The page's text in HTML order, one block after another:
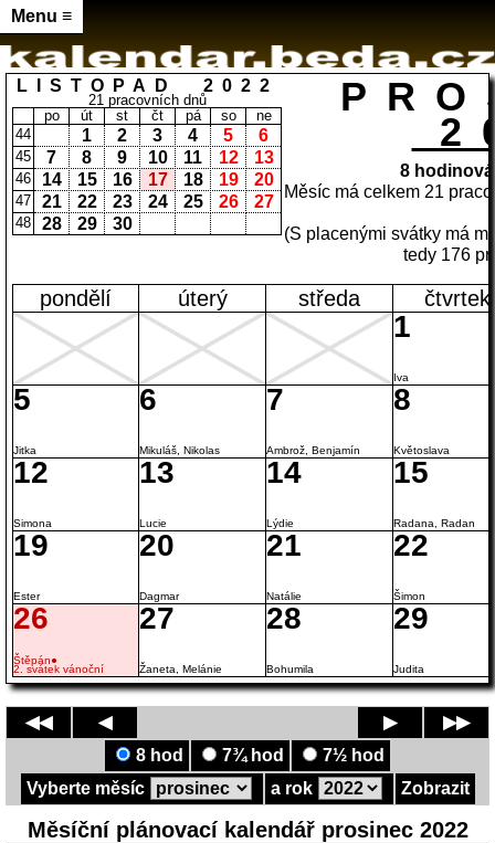
Menu ≡
LISTOPAD 2022
21 pracovních dnů
po
út st čt pá so
ne
44
1 2 3 4 5 6
45 7 8 9 10 11 12 13
46 14 15 16 17 18 19 20
47 21 22 23 24 25 26 27
48 28 29 30
8hodinová
Měsíc má celkem 21
(S placenými svátky má
tedy 176
pondělí úterý středa čtvrtek
1
Iva
5
Jitka
6
Mikuláš, Nikolas
7
Ambrož, Benjamín
8
Květoslava
12
Simona
13
Lucie
14
Lýdie
15
Radana, Radan
19
Ester
20
Dagmar
21
Natálie
22
Šimon
26
Štěpán●
2. svátek vánoční
27
Žaneta, Melánie
28
Bohumila
29
Judita
8 hod 7¾ hod
7½ hod
Vyberte měsíc
a rok Zobrazit
◀◀ ◀ ▶ ▶▶
Měsíční plánovací kalendář prosinec 2022